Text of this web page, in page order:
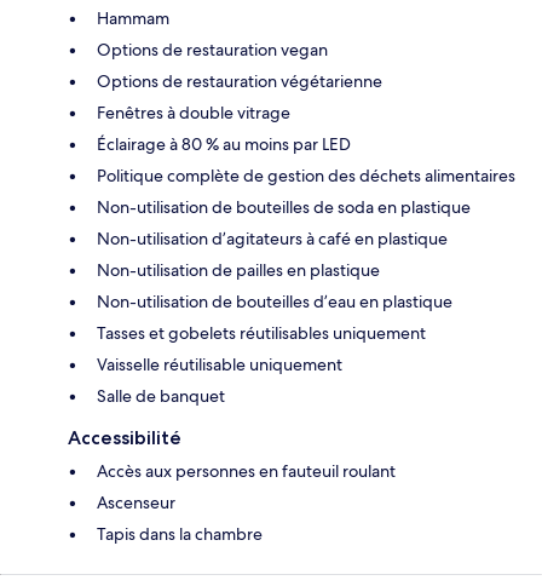
Hammam
Options de restauration vegan
Options de restauration végétarienne
Fenêtres à double vitrage
Éclairage à 80 % au moins par LED
Politique complète de gestion des déchets alimentaires
Non-utilisation de bouteilles de soda en plastique
Non-utilisation d’agitateurs à café en plastique
Non-utilisation de pailles en plastique
Non-utilisation de bouteilles d’eau en plastique
Tasses et gobelets réutilisables uniquement
Vaisselle réutilisable uniquement
Salle de banquet
Accessibilité
Accès aux personnes en fauteuil roulant
Ascenseur
Tapis dans la chambre